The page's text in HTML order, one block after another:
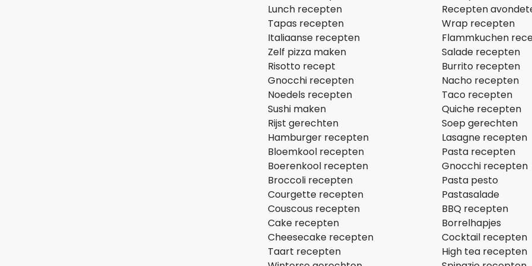
Lunch recepten
Tapas recepten
Italiaanse recepten
Zelf pizza maken
Risotto recept
Gnocchi recepten
Noedels recepten
Sushi maken
Rijst gerechten
Hamburger recepten
Bloemkool recepten
Boerenkool recepten
Broccoli recepten
Courgette recepten
Couscous recepten
Cake recepten
Cheesecake recepten
Taart recepten
Recepten
Wrap recepten
Flammkuchen
Salade recepten
Burrito recepten
Nacho recepten
Taco recepten
Quiche recepten
Soep gerechten
Lasagne recepten
Pasta recepten
Gnocchi recepten
Pasta pesto
Pastasalade
BBQ recepten
Borrelhapjes
Cocktail recepten
High tea recepten